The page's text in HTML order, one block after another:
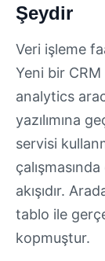
Şeydir
Veri işleme
Yeni bir
analytics
yazılımına
servisi
akışıdır.
tablo ile
kopmuştur.